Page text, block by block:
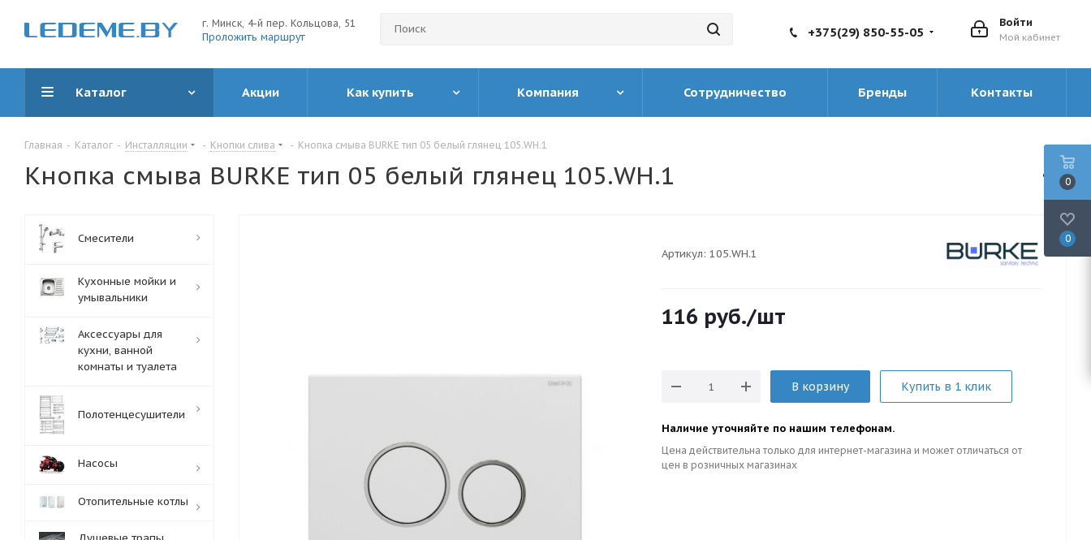
г. Минск, 4-й пер. Кольцова, 51
Проложить маршрут
Войти
Мой кабинет
+375(29) 850-55-05
Каталог Акции Как купить Компания Сотрудничество Бренды Контакты
Главная - Каталог - Инсталляции - Кнопки слива - Кнопка смыва BURKE тип 05 белый глянец 105.WH.1
Кнопка смыва BURKE тип 05 белый глянец 105.WH.1
Артикул: 105.WH.1
116 руб./шт
В корзину Купить в 1 клик
Наличие уточняйте по нашим телефонам.
Цена действительна только для интернет-магазина и может отличаться от
цен в розничных магазинах
Смесители
Кухонные мойки и
умывальники
Аксессуары для
кухни, ванной
комнаты и туалета
Полотенцесушители
Насосы
Отопительные котлы
0
0